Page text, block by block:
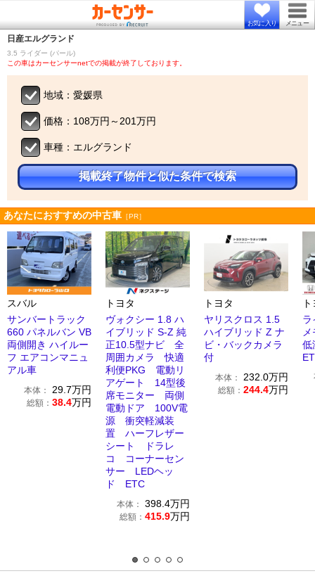
お気に入り メニュー
日産エルグランド
3.5 ライダー (パール)
この車はカーセンサーnetでの掲載が終了しております。
地域：愛媛県
価格：108万円～201万円
車種：エルグランド
掲載終了物件と似た条件で検索
あなたにおすすめの中古車 ［PR］
スバル
サンバートラック
660 パネルバン VB
両側開き ハイルー
フ エアコンマニュ
アル車
本体： 29.7万円
総額： 38.4万円
トヨタ
ヴォクシー 1.8 ハ
イブリッド S-Z 純
正10.5型ナビ 全
周囲カメラ 快適
利便PKG 電動リ
アゲート 14型後
席モニター 両側
電動ドア 100V電
源 衝突軽減装
置 ハーフレザー
シート ドラレ
コ コーナーセン
サー LEDヘッ
ド ETC
本体： 398.4万円
総額： 415.9万円
トヨタ
ヤリスクロス 1.5
ハイブリッド Z ナ
ビ・バックカメラ
付
本体： 232.0万円
総額： 244.4万円
ラ